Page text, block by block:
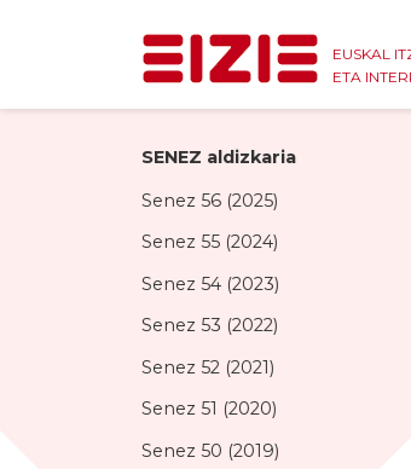
EUSKAL
ETA
SENEZ aldizkaria
Senez 56 (2025)
Senez 55 (2024)
Senez 54 (2023)
Senez 53 (2022)
Senez 52 (2021)
Senez 51 (2020)
Senez 50 (2019)